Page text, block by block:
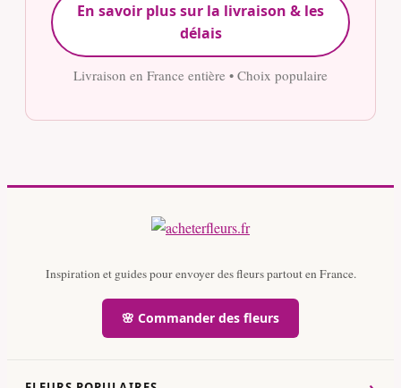
En savoir plus sur la livraison & les
délais
Livraison en France entière • Choix populaire
Inspiration et guides pour envoyer des fleurs partout en France.
🌸 Commander des fleurs